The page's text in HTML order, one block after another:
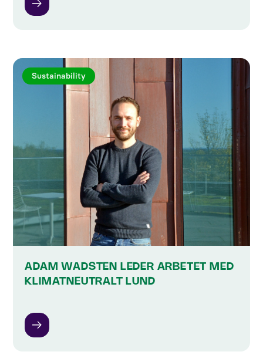
Sustainability
ADAM WADSTEN LEDER ARBETET MED
KLIMATNEUTRALT LUND